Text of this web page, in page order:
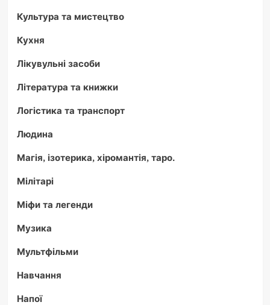
Культура та мистецтво
Кухня
Лікувульні засоби
Література та книжки
Логістика та транспорт
Людина
Магія, ізотерика, хіромантія, таро.
Мілітарі
Міфи та легенди
Музика
Мультфільми
Навчання
Напої